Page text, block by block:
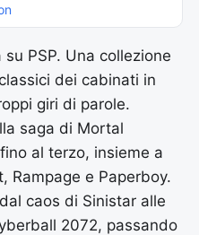
PSP. Una collezione
dei cabinati in
giri di parole.
saga di Mortal
al terzo, insieme a
Rampage e Paperboy.
caos di Sinistar alle
2072, passando